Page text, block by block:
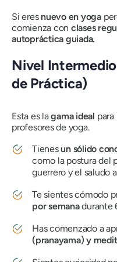
Si eres nuevo en yoga
comienza con clases
autopráctica guiada.
Nivel
de Práctica)
Esta es lagama ideal
profesores de yoga.
Tienesun sólido
como la postura del
guerrero y el saludo
Te sientes cómodo
por semanadurante
Has comenzado a
(pranayama) y